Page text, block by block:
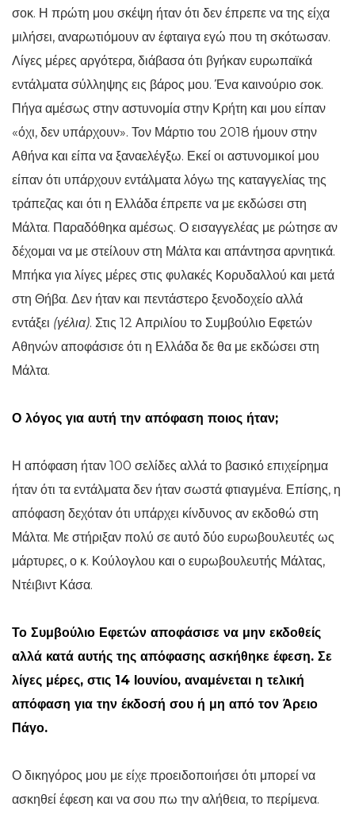
σοκ. Η πρώτη μου σκέψη ήταν ότι δεν έπρεπε να της είχα
μιλήσει, αναρωτιόμουν αν έφταιγα εγώ που τη σκότωσαν.
Λίγες μέρες αργότερα, διάβασα ότι βγήκαν ευρωπαϊκά
εντάλματα σύλληψης εις βάρος μου. Ένα καινούριο σοκ.
Πήγα αμέσως στην αστυνομία στην Κρήτη και μου είπαν
«όχι, δεν υπάρχουν». Τον Μάρτιο του 2018 ήμουν στην
Αθήνα και είπα να ξαναελέγξω. Εκεί οι αστυνομικοί μου
είπαν ότι υπάρχουν εντάλματα λόγω της καταγγελίας της
τράπεζας και ότι η Ελλάδα έπρεπε να με εκδώσει στη
Μάλτα. Παραδόθηκα αμέσως. Ο εισαγγελέας με ρώτησε αν
δέχομαι να με στείλουν στη Μάλτα και απάντησα αρνητικά.
Μπήκα για λίγες μέρες στις φυλακές Κορυδαλλού και μετά
στη Θήβα. Δεν ήταν και πεντάστερο ξενοδοχείο αλλά
εντάξει (γέλια). Στις 12 Απριλίου το Συμβούλιο Εφετών
Αθηνών αποφάσισε ότι η Ελλάδα δε θα με εκδώσει στη
Μάλτα.
Ο λόγος για αυτή την απόφαση ποιος ήταν;
Η απόφαση ήταν 100 σελίδες αλλά το βασικό επιχείρημα
ήταν ότι τα εντάλματα δεν ήταν σωστά φτιαγμένα. Επίσης, η
απόφαση δεχόταν ότι υπάρχει κίνδυνος αν εκδοθώ στη
Μάλτα. Με στήριξαν πολύ σε αυτό δύο ευρωβουλευτές ως
μάρτυρες, ο κ. Κούλογλου και ο ευρωβουλευτής Μάλτας,
Ντέιβιντ Κάσα.
Το Συμβούλιο Εφετών αποφάσισε να μην εκδοθείς
αλλά κατά αυτής της απόφασης ασκήθηκε έφεση. Σε
λίγες μέρες, στις 14 Ιουνίου, αναμένεται η τελική
απόφαση για την έκδοσή σου ή μη από τον Άρειο
Πάγο.
Ο δικηγόρος μου με είχε προειδοποιήσει ότι μπορεί να
ασκηθεί έφεση και να σου πω την αλήθεια, το περίμενα.